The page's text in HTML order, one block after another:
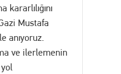
Mustafa
anıyoruz.
ve ilerlemenin